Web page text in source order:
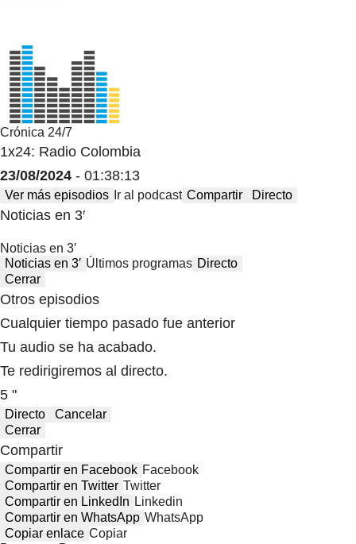
Crónica 24/7
1x24: Radio Colombia
23/08/2024 - 01:38:13
Ver más episodios Ir al podcast Compartir Directo
Noticias en 3′
Noticias en 3′
Noticias en 3′ Últimos programas Directo
Cerrar
Otros episodios
Cualquier tiempo pasado fue anterior
Tu audio se ha acabado.
Te redirigiremos al directo.
5 "
Directo
Cancelar
Cerrar
Compartir
Compartir en Facebook Facebook
Compartir en Twitter Twitter
Compartir en LinkedIn Linkedin
Compartir en WhatsApp WhatsApp
Copiar enlace Copiar